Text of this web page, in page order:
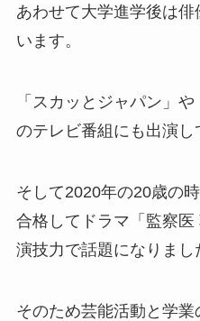
あわせて大学進学後は
います。
「スカッとジャパン」
のテレビ番組にも出演し
そして2020年の20歳の
合格してドラマ「監察
演技力で話題になりまし
そのため芸能活動と学